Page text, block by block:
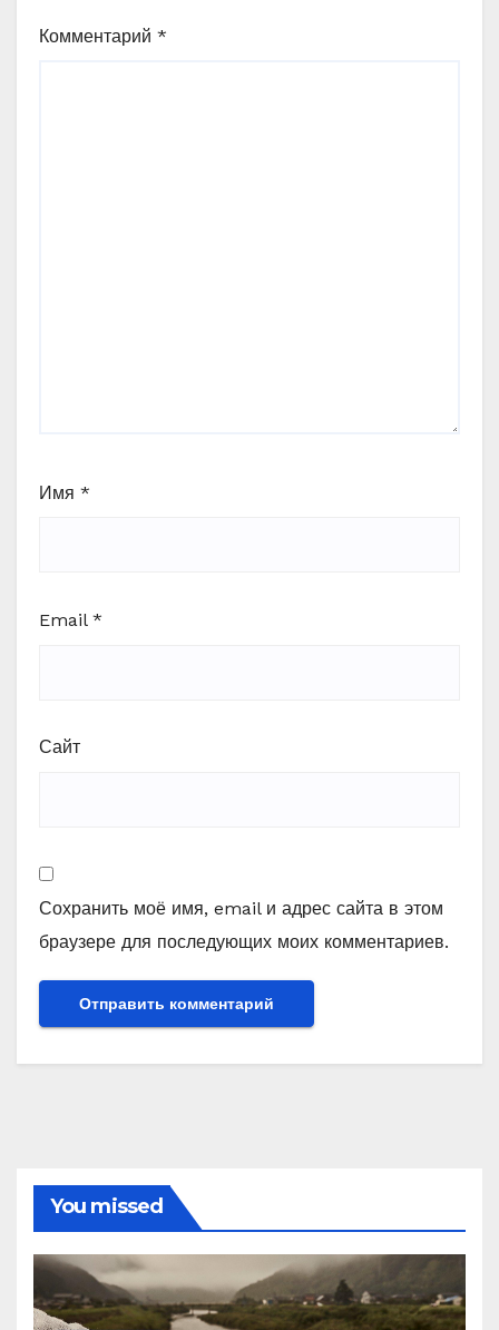
Комментарий *
Имя *
Email *
Сайт
Сохранить моё имя, email и адрес сайта в этом
браузере для последующих моих комментариев.
You missed